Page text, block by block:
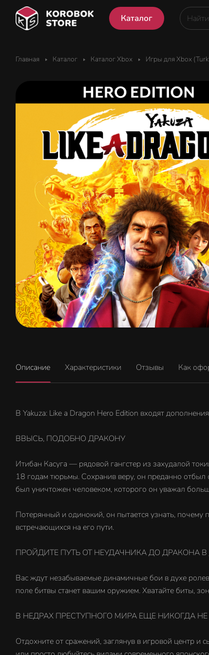
Каталог
Главная Каталог Каталог Xbox Игры для Xbox
Описание Характеристики Отзывы Как
В Yakuza: Like a Dragon Hero Edition входят
ВВЫСЬ, ПОДОБНО ДРАКОНУ
Итибан Касуга — рядовой гангстер из захудалой
18 годам тюрьмы. Сохранив веру, он преданно отбыл
был уничтожен человеком, которого он уважал
Потерянный и одинокий, он пытается узнать,
встречающихся на его пути.
ПРОЙДИТЕ ПУТЬ ОТ НЕУДАЧНИКА ДО ДРАКОНА
Вас ждут незабываемые динамичные бои в духе
поле битвы станет вашим оружием. Хватайте биты,
В НЕДРАХ ПРЕСТУПНОГО МИРА ЕЩЕ НИКОГДА
Отдохните от сражений, заглянув в игровой центр и